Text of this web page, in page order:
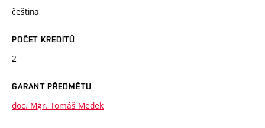
čeština
POČET KREDITŮ
2
GARANT PŘEDMĚTU
doc. Mgr. Tomáš Medek